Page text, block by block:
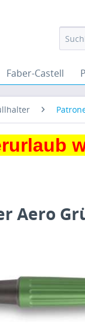
Faber-Castell
Aero